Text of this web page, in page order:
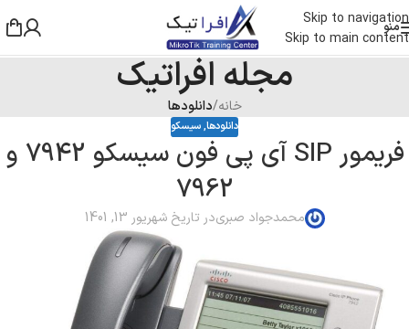
Skip to navigation
Skip to main content
منو
مجله افراتیک
خانه/دانلودها
دانلودها,سیسکو
فریمور SIP آی پی فون سیسکو 7942 و
7962
محمدجواد صبریدر تاریخ شهریور 13, 1401